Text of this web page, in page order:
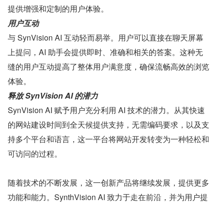
提供增强和定制的用户体验。
用户互动
与 SynVision AI 互动轻而易举。用户可以直接在聊天屏幕
上提问，AI 助手会提供即时、准确和相关的答案。这种无
缝的用户互动提高了整体用户满意度，确保流畅高效的浏览
体验。
释放 SynVision AI 的潜力
SynVision AI 赋予用户充分利用 AI 技术的潜力。从其快速
的网站建设时间到全天候提供支持，无需编码要求，以及支
持多个平台和语言，这一平台将网站开发转变为一种轻松和
可访问的过程。
随着技术的不断发展，这一创新产品将继续发展，提供更多
功能和能力。SynthVision AI 致力于走在前沿，并为用户提